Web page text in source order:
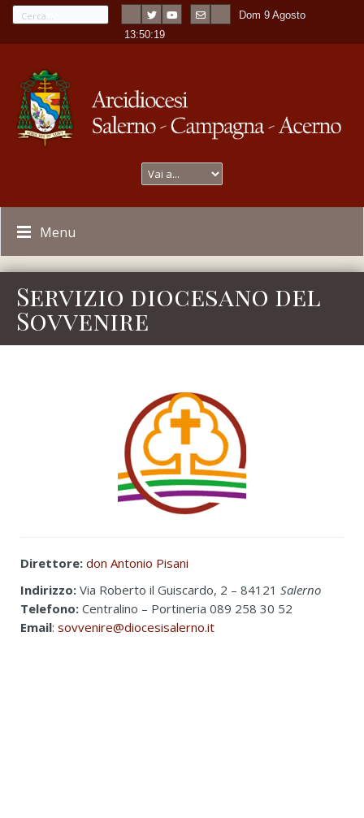
Dom 9 Agosto
13:50:19
Menu
Servizio diocesano del
Sovvenire
Direttore: don Antonio Pisani
Indirizzo: Via Roberto il Guiscardo, 2 – 84121 Salerno
Telefono: Centralino – Portineria 089 258 30 52
Email: sovvenire@diocesisalerno.it